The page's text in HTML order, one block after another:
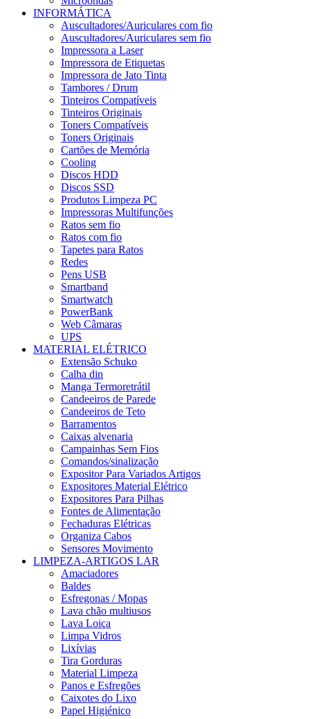
INFORMÁTICA
Auscultadores/Auriculares com fio
Auscultadores/Auriculares sem fio
Impressora a Laser
Impressora de Etiquetas
Impressora de Jato Tinta
Tambores / Drum
Tinteiros Compatíveis
Tinteiros Originais
Toners Compatíveis
Toners Originais
Cartões de Memória
Cooling
Discos HDD
Discos SSD
Produtos Limpeza PC
Impressoras Multifunções
Ratos sem fio
Ratos com fio
Tapetes para Ratos
Redes
Pens USB
Smartband
Smartwatch
PowerBank
Web Câmaras
UPS
MATERIAL ELÉTRICO
Extensão Schuko
Calha din
Manga Termoretrátil
Candeeiros de Parede
Candeeiros de Teto
Barramentos
Caixas alvenaria
Campainhas Sem Fios
Comandos/sinalização
Expositor Para Variados Artigos
Expositores Material Elétrico
Expositores Para Pilhas
Fontes de Alimentação
Fechaduras Elétricas
Organiza Cabos
Sensores Movimento
LIMPEZA-ARTIGOS LAR
Amaciadores
Baldes
Esfregonas / Mopas
Lava chão multiusos
Lava Loiça
Limpa Vidros
Lixívias
Tira Gorduras
Material Limpeza
Panos e Esfregões
Caixotes do Lixo
Papel Higiénico